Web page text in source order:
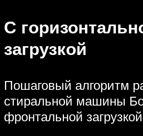
С
загрузкой
Пошаговый алгоритм
стиральной машины
фронтальной